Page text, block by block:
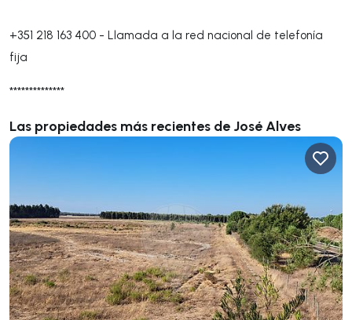
+351 218 163 400 - Llamada a la red nacional de telefonía
fija
**************
Las propiedades más recientes de José Alves